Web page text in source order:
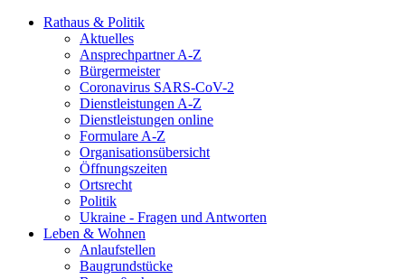
Rathaus & Politik
Aktuelles
Ansprechpartner A-Z
Bürgermeister
Coronavirus SARS-CoV-2
Dienstleistungen A-Z
Dienstleistungen online
Formulare A-Z
Organisationsübersicht
Öffnungszeiten
Ortsrecht
Politik
Ukraine - Fragen und Antworten
Leben & Wohnen
Anlaufstellen
Baugrundstücke